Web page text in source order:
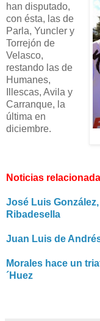
han disputado,
con ésta, las de
Parla, Yuncler y
Torrejón de
Velasco,
restando las de
Humanes,
Illescas, Avila y
Carranque, la
última en
diciembre.
Noticias
José Luis
Ribadesella
Juan Luis de
Morales hace un
´Huez